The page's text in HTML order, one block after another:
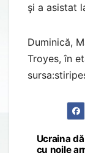
şi a asistat
Duminică,
Troyes, în
Post
Ucraina
cu noile